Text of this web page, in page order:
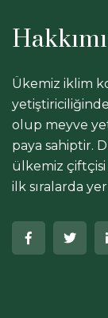
Ükemiz iklim
olup meyve
paya sahiptir.
ülkemiz
ilk sıralarda